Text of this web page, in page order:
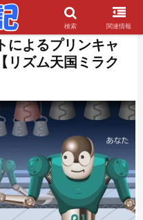
によるプリンキャ
リズム天国ミラク
検索 関連情報